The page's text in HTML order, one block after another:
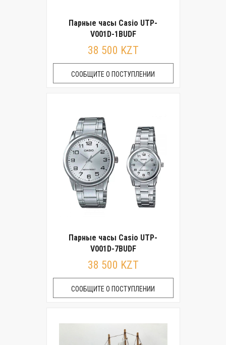
Парные часы Casio UTP-
V001D-1BUDF
38 500 KZT
СООБЩИТЕ О ПОСТУПЛЕНИИ
Парные часы Casio UTP-
V001D-7BUDF
38 500 KZT
СООБЩИТЕ О ПОСТУПЛЕНИИ